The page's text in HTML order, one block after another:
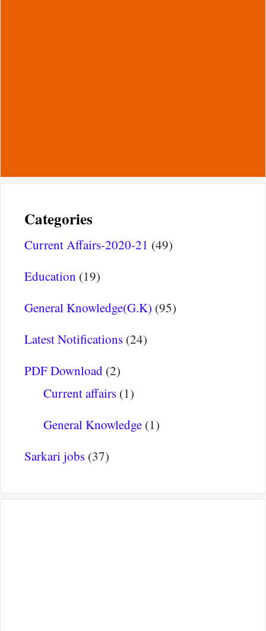
Categories
Current Affairs-2020-21 (49)
Education (19)
General Knowledge(G.K) (95)
Latest Notifications (24)
PDF Download (2)
Current affairs(1)
General Knowledge(1)
Sarkari jobs (37)